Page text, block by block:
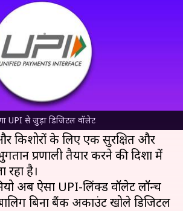
UPI से जुड़ा डिजिटल वॉलेट
वॉलेट, RBI ने दी मंजूरी
10, 2025 04:35 pm
(RBI)
ने जूनियो पेमेंट्स प्राइवेट
भुगतान उपकरण (PPI) जारी करने की
है।
किशोरों के लिए एक सुरक्षित और
प्रणाली तैयार करने की दिशा में
रहा है।
अब ऐसा UPI-लिंक्ड वॉलेट लॉन्च
बिना बैंक अकाउंट खोले डिजिटल